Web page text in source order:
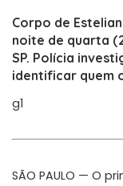
Corpo de
noite de quarta
SP. Polícia
identificar quem
g1
SÃO PAULO — O